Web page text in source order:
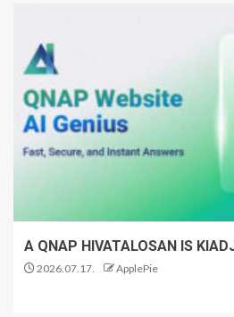
A QNAP HIVATALOSAN IS
2026.07.17. ApplePie